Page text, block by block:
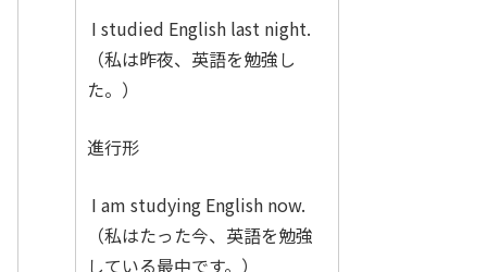
I studied English last night.
（私は昨夜、英語を勉強し
た。）
進行形
I am studying English now.
（私はたった今、英語を勉強
している最中です。）